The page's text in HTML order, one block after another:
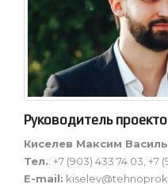
Руководитель
Киселев Максим
Тел.: +7 (903) 433 74 03, +7
E-mail: